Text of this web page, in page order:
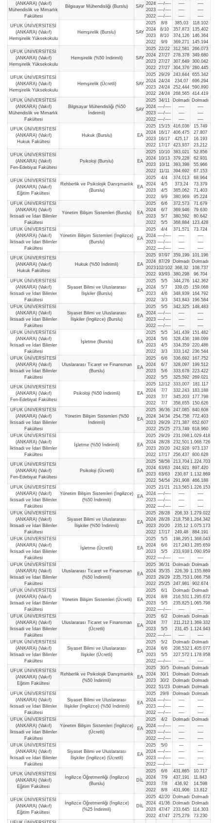
(ANKARA) (Vakıf)
Mühendislik ve Mimarlık
Fakültesi
Bilgisayar Mühendisliği (Burslu) SAY
2024
2023
2022
—-/—-
—-/—-
—-/—-
—-
—-
—-
—-
—-
—-
UFUK ÜNİVERSİTESİ
(ANKARA) (Vakıf)
Hemşirelik Yüksekokulu
Hemşirelik (Burslu) SAY
2025
2024
2023
2022
8/8
8/10
8/10
9/9
385,03
357,873
374,126
369,271
118.102
135.402
146.364
145.194
UFUK ÜNİVERSİTESİ
(ANKARA) (Vakıf)
Hemşirelik Yüksekokulu
Hemşirelik (%50 İndirimli) SAY
2025
2024
2023
2022
22/22
27/27
27/27
27/27
312,581
278,378
307,649
304,376
266.073
349.680
300.042
280.445
UFUK ÜNİVERSİTESİ
(ANKARA) (Vakıf)
Hemşirelik Yüksekokulu
Hemşirelik (Ücretli) SAY
2025
2024
2023
2022
29/29
24/24
24/24
24/24
243,844
234,07
252,444
268,565
655.342
696.294
590.890
414.419
UFUK ÜNİVERSİTESİ
(ANKARA) (Vakıf)
Mühendislik ve Mimarlık
Fakültesi
Bilgisayar Mühendisliği (%50
İndirimli)
SAY
2025
2024
2023
2022
34/11
—-/—-
—-/—-
—-/—-
Dolmadı
—-
—-
—-
Dolmadı
—-
—-
—-
UFUK ÜNİVERSİTESİ
(ANKARA) (Vakıf)
Hukuk Fakültesi
Hukuk (Burslu) EA
2025
2024
2023
2022
15/15
16/17
16/17
17/17
416,036
406,475
425,17
423,937
15.749
27.807
16.193
23.212
UFUK ÜNİVERSİTESİ
(ANKARA) (Vakıf)
Fen-Edebiyat Fakültesi
Psikoloji (Burslu) EA
2025
2024
2023
2022
10/10
10/13
10/11
11/11
383,021
379,228
393,398
394,692
52.856
62.931
55.966
67.153
UFUK ÜNİVERSİTESİ
(ANKARA) (Vakıf)
Eğitim Fakültesi
Rehberlik ve Psikolojik Danışmanlık
(Burslu)
EA
2025
2024
2023
2022
4/4
4/5
4/5
9/9
374,013
373,24
385,062
380,969
68.964
73.379
71.403
95.224
UFUK ÜNİVERSİTESİ
(ANKARA) (Vakıf)
İktisadi ve İdari Bilimler
Fakültesi
Yönetim Bilişim Sistemleri (Burslu) EA
2025
2024
2023
2022
6/6
6/7
5/7
5/5
372,573
369,946
380,592
368,884
71.679
79.630
80.642
123.428
UFUK ÜNİVERSİTESİ
(ANKARA) (Vakıf)
İktisadi ve İdari Bilimler
Fakültesi
Yönetim Bilişim Sistemleri (İngilizce)
(Burslu)
EA
2025
2024
2023
2022
4/4
—-/—-
—-/—-
—-/—-
371,571
—-
—-
—-
73.724
—-
—-
—-
UFUK ÜNİVERSİTESİ
(ANKARA) (Vakıf)
Hukuk Fakültesi
Hukuk (%50 İndirimli) EA
2025
2024
2023
2022
97/97
87/29
102/102
93/93
359,199
Dolmadı
368,32
380,298
101.196
Dolmadı
108.737
96.704
UFUK ÜNİVERSİTESİ
(ANKARA) (Vakıf)
İktisadi ve İdari Bilimler
Fakültesi
Siyaset Bilimi ve Uluslararası
İlişkiler (Burslu)
EA
2025
2024
2023
2022
5/5
5/7
4/6
3/3
344,276
339,05
348,939
343,843
142.362
159.068
164.792
196.584
UFUK ÜNİVERSİTESİ
(ANKARA) (Vakıf)
İktisadi ve İdari Bilimler
Fakültesi
Siyaset Bilimi ve Uluslararası
İlişkiler (İngilizce) (Burslu)
EA
2025
2024
2023
2022
5/5
—-/—-
—-/—-
—-/—-
342,325
—-
—-
—-
148.483
—-
—-
—-
UFUK ÜNİVERSİTESİ
(ANKARA) (Vakıf)
İktisadi ve İdari Bilimler
Fakültesi
İşletme (Burslu) EA
2025
2024
2023
2022
5/5
5/6
4/5
3/3
341,439
328,436
334,359
333,142
151.482
198.099
220.486
236.544
UFUK ÜNİVERSİTESİ
(ANKARA) (Vakıf)
İktisadi ve İdari Bilimler
Fakültesi
Uluslararası Ticaret ve Finansman
(Burslu)
EA
2025
2024
2023
2022
6/6
6/7
5/6
5/5
336,692
328,097
333,678
325,592
167.752
199.512
223.422
269.021
UFUK ÜNİVERSİTESİ
(ANKARA) (Vakıf)
Fen-Edebiyat Fakültesi
Psikoloji (%50 İndirimli) EA
2025
2024
2023
2022
12/12
7/7
7/7
7/7
333,007
332,243
345,203
358,655
181.117
183.188
177.798
150.626
UFUK ÜNİVERSİTESİ
(ANKARA) (Vakıf)
İktisadi ve İdari Bilimler
Fakültesi
Yönetim Bilişim Sistemleri (%50
İndirimli)
EA
2025
2024
2023
2022
36/36
34/34
29/29
25/25
247,085
254,758
271,387
273,749
840.608
772.403
652.607
618.960
UFUK ÜNİVERSİTESİ
(ANKARA) (Vakıf)
İktisadi ve İdari Bilimler
Fakültesi
İşletme (%50 İndirimli) EA
2025
2024
2023
2022
29/29
28/28
20/20
17/17
231,098
232,501
242,928
256,437
1.029.418
1.068.726
973.137
800.628
UFUK ÜNİVERSİTESİ
(ANKARA) (Vakıf)
Fen-Edebiyat Fakültesi
Psikoloji (Ücretli) EA
2025
2024
2023
2022
58/58
63/63
63/63
54/54
213,704
244,921
230,87
291,908
1.224.703
897.420
1.132.869
466.188
UFUK ÜNİVERSİTESİ
(ANKARA) (Vakıf)
İktisadi ve İdari Bilimler
Fakültesi
Yönetim Bilişim Sistemleri (İngilizce)
(%50 İndirimli)
EA
2025
2024
2023
2022
21/21
—-/—-
—-/—-
—-/—-
213,565
—-
—-
—-
1.226.153
—-
—-
—-
UFUK ÜNİVERSİTESİ
(ANKARA) (Vakıf)
İktisadi ve İdari Bilimler
Fakültesi
Siyaset Bilimi ve Uluslararası
İlişkiler (%50 İndirimli)
EA
2025
2024
2023
2022
28/28
28/28
20/20
17/17
208,33
218,758
235,12
249,48
1.279.022
1.264.342
1.075.173
884.191
UFUK ÜNİVERSİTESİ
(ANKARA) (Vakıf)
İktisadi ve İdari Bilimler
Fakültesi
İşletme (Ücretli) EA
2025
2024
2023
2022
5/5
6/6
5/5
—-/—-
198,295
217,243
233,938
—-
1.368.043
1.285.659
1.090.959
—-
UFUK ÜNİVERSİTESİ
(ANKARA) (Vakıf)
İktisadi ve İdari Bilimler
Fakültesi
Uluslararası Ticaret ve Finansman
(%50 İndirimli)
EA
2025
2024
2023
2022
36/31
35/35
29/29
25/25
Dolmadı
226,39
235,753
247,981
Dolmadı
1.155.869
1.066.758
902.674
UFUK ÜNİVERSİTESİ
(ANKARA) (Vakıf)
İktisadi ve İdari Bilimler
Fakültesi
Yönetim Bilişim Sistemleri (Ücretli) EA
2025
2024
2023
2022
6/1
8/8
5/5
—-/—-
Dolmadı
216,531
235,825
—-
Dolmadı
1.295.672
1.065.798
—-
UFUK ÜNİVERSİTESİ
(ANKARA) (Vakıf)
İktisadi ve İdari Bilimler
Fakültesi
Uluslararası Ticaret ve Finansman
(Ücretli)
EA
2025
2024
2023
2022
6/2
7/7
5/5
—-/—-
Dolmadı
211,212
231,45
—-
Dolmadı
1.369.332
1.124.943
—-
UFUK ÜNİVERSİTESİ
(ANKARA) (Vakıf)
İktisadi ve İdari Bilimler
Fakültesi
Siyaset Bilimi ve Uluslararası
İlişkiler (Ücretli)
EA
2025
2024
2023
2022
5/2
6/6
5/5
—-/—-
Dolmadı
208,532
227,572
—-
Dolmadı
1.405.077
1.178.958
—-
UFUK ÜNİVERSİTESİ
(ANKARA) (Vakıf)
Eğitim Fakültesi
Rehberlik ve Psikolojik Danışmanlık
(%50 İndirimli)
EA
2025
2024
2023
2022
30/5
30/1
30/2
51/23
Dolmadı
Dolmadı
Dolmadı
Dolmadı
Dolmadı
Dolmadı
Dolmadı
Dolmadı
UFUK ÜNİVERSİTESİ
(ANKARA) (Vakıf)
İktisadi ve İdari Bilimler
Fakültesi
Siyaset Bilimi ve Uluslararası
İlişkiler (İngilizce) (%50 İndirimli)
EA
2025
2024
2023
2022
29/8
—-/—-
—-/—-
—-/—-
Dolmadı
—-
—-
—-
Dolmadı
—-
—-
—-
UFUK ÜNİVERSİTESİ
(ANKARA) (Vakıf)
İktisadi ve İdari Bilimler
Fakültesi
Yönetim Bilişim Sistemleri (İngilizce)
(Ücretli)
EA
2025
2024
2023
2022
4/2
—-/—-
—-/—-
—-/—-
Dolmadı
—-
—-
—-
Dolmadı
—-
—-
—-
UFUK ÜNİVERSİTESİ
(ANKARA) (Vakıf)
İktisadi ve İdari Bilimler
Fakültesi
Siyaset Bilimi ve Uluslararası
İlişkiler (İngilizce) (Ücretli)
EA
2025
2024
2023
2022
5/0
—-/—-
—-/—-
—-/—-
—
—-
—-
—-
—
—-
—-
—-
UFUK ÜNİVERSİTESİ
(ANKARA) (Vakıf)
Eğitim Fakültesi
İngilizce Öğretmenliği (İngilizce)
(Burslu)
DİL
2025
2024
2023
2022
6/6
7/9
7/8
8/8
431,865
437,191
436,92
431,906
10.717
11.843
14.598
13.812
UFUK ÜNİVERSİTESİ
(ANKARA) (Vakıf)
Eğitim Fakültesi
İngilizce Öğretmenliği (İngilizce)
(%25 İndirimli)
DİL
2025
2024
2023
2022
42/20
41/36
47/47
47/47
Dolmadı
Dolmadı
233,645
275,279
Dolmadı
Dolmadı
114.303
73.230